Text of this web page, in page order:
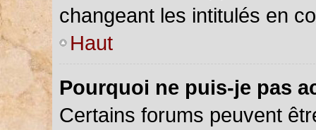
changeant les intitulés en
Haut
Pourquoi ne puis-je pas
Certains forums peuvent